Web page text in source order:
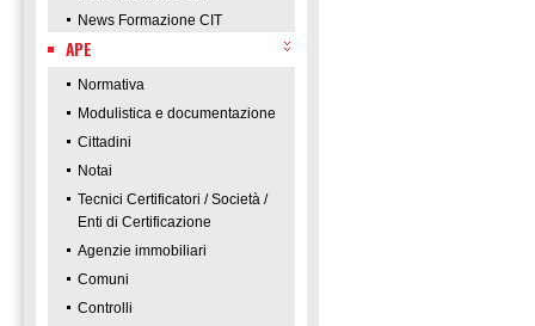
News Formazione CIT
APE
Normativa
Modulistica e documentazione
Cittadini
Notai
Tecnici Certificatori / Società /
Enti di Certificazione
Agenzie immobiliari
Comuni
Controlli